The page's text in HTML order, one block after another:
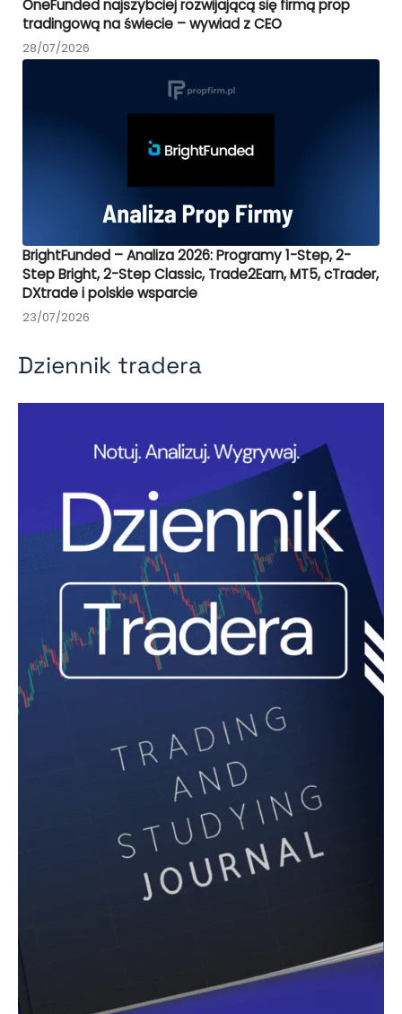
OneFunded najszybciej rozwijającą się firmą prop
tradingową na świecie – wywiad z CEO
28/07/2026
BrightFunded – Analiza 2026: Programy 1-Step, 2-
Step Bright, 2-Step Classic, Trade2Earn, MT5, cTrader,
DXtrade i polskie wsparcie
23/07/2026
Dziennik tradera